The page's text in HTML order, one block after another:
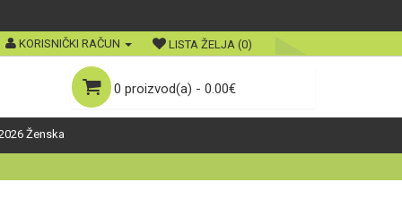
KORISNIČKI RAČUN LISTA ŽELJA (0)
0 proizvod(a) - 0.00€
Ženska